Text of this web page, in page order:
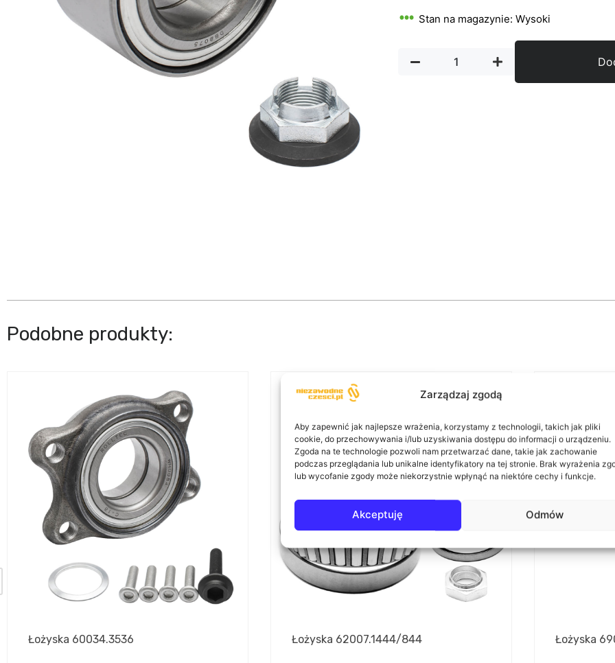
Zarządzaj zgodą
Aby zapewnić jak najlepsze wrażenia, korzystamy z technologii, takich jak pliki
cookie, do przechowywania i/lub uzyskiwania dostępu do informacji o urządzeniu.
Zgoda na te technologie pozwoli nam przetwarzać dane, takie jak zachowanie
podczas przeglądania lub unikalne identyfikatory na tej stronie. Brak wyrażenia
lub wycofanie zgody może niekorzystnie wpłynąć na niektóre cechy i funkcje.
Akceptuję Odmów
Stan na magazynie: Wysoki
Podobne produkty:
Łożyska 60034.3536 Łożyska 62007.1444/844 Łożyska